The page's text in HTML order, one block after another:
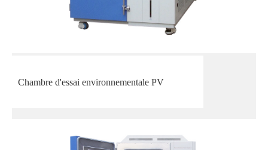
Chambre d'essai environnementale PV